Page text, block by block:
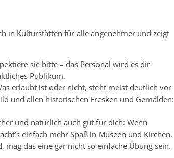
in Kulturstätten für alle angenehmer und zeigt
sie bitte – das Personal wird es dir
Publikum.
erlaubt ist oder nicht, steht meist deutlich vor
und allen historischen Fresken und Gemälden:
und natürlich auch gut für dich: Wenn
einfach mehr Spaß in Museen und Kirchen.
das eine gar nicht so einfache Übung sein.